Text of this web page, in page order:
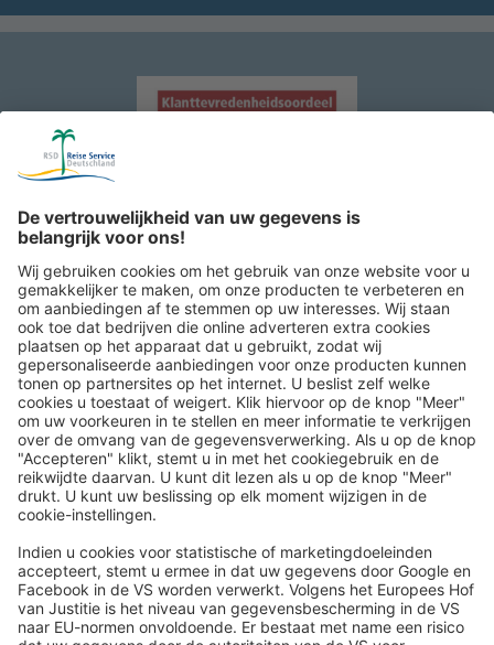
Reispost via de e-mailnieuwsbrief:
In de toekomst sturen wij u graag onze mooiste reizen per e-